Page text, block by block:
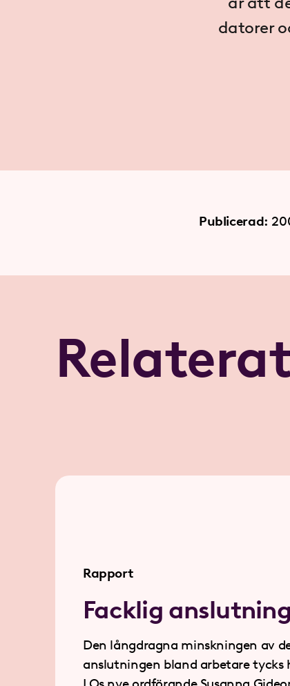
datorer
Publicerad:
Rapport
Facklig
Den långdragna minskningen av
anslutningen bland arbetare tycks ha upphört.